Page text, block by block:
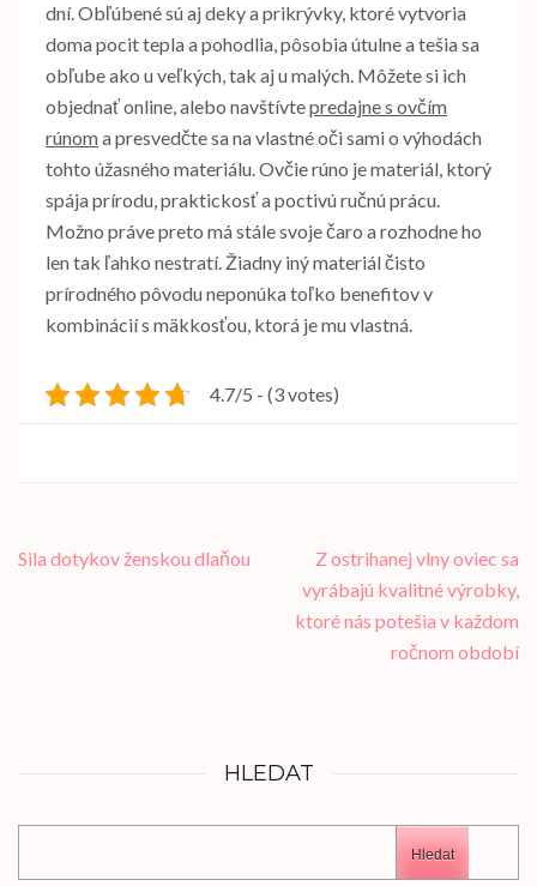
dní. Obľúbené sú aj deky a prikrývky, ktoré vytvoria
doma pocit tepla a pohodlia, pôsobia útulne a tešia sa
obľube ako u veľkých, tak aj u malých. Môžete si ich
objednať online, alebo navštívtepredajne s ovčím
rúnoma presvedčte sa na vlastné oči sami o výhodách
tohto úžasného materiálu.Ovčie rúno je materiál, ktorý
spája prírodu, praktickosť a poctivú ručnú prácu.
Možno práve preto má stále svoje čaro a rozhodne ho
len tak ľahko nestratí. Žiadny iný materiál čisto
prírodného pôvodu neponúka toľko benefitov v
kombinácií s mäkkosťou, ktorá je mu vlastná.
4.7/5 - (3 votes)
Navigace
Sila dotykov ženskou dlaňou
Z ostrihanej vlny oviec sa
vyrábajú kvalitné výrobky,
ktoré nás potešia v každom
ročnom období
HLEDAT
Hledat